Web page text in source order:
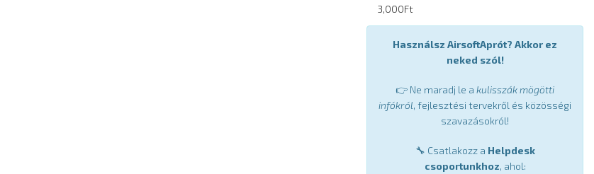
3,000Ft
Használsz AirsoftAprót? Akkor ez
neked szól!
👉 Ne maradj le a kulisszák mögötti
infókról, fejlesztési tervekről és közösségi
szavazásokról!
🔧 Csatlakozz a Helpdesk
csoportunkhoz, ahol: